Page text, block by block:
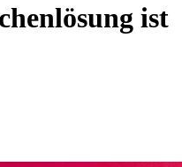
ist